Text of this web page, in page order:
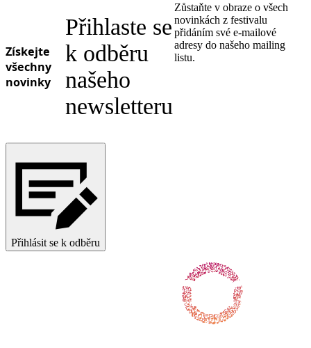
Získejte
všechny
novinky
Přihlaste se
k odběru
našeho
newsletteru
Zůstaňte v obraze o všech
novinkách z festivalu
přidáním své e-mailové
adresy do našeho mailing
listu.
Přihlásit se k odběru